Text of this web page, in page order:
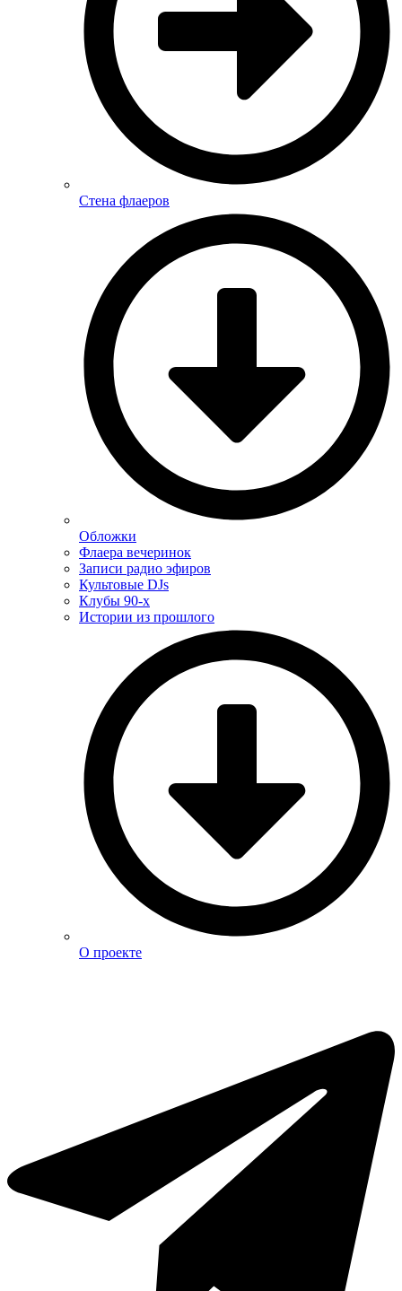
Стена флаеров
Обложки
Флаера вечеринок
Записи радио эфиров
Культовые DJs
Клубы 90-х
Истории из прошлого
О проекте